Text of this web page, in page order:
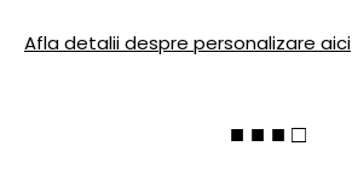
Afla detalii despre personalizare aici
■ ■ ■ □